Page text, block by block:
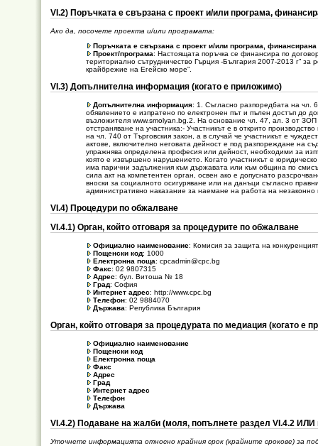
VІ.2) Поръчката е свързана с проект и/или програма,
Ако да, посочете проекта и/или програмата:
Поръчката е свързана с проект и/или програма,
Проект/програма: Настоящата поръчка се финансира по
териториално сътрудничество Гърция -България 2007-2013 г” за
крайбрежие на Егейско море”.
VІ.3) Допълнителна информация (когато е приложимо)
Допълнителна информация: 1. Съгласно разпоредбата на чл.
обявлението е изпратено по електронен път и пълен достъп до
възложителя www.smolyan.bg.2. На основание чл. 47, ал. 3 от
отстраняване на участника:- Участникът е в открито
на чл. 740 от Търговския закон, а в случай че участникът е
актове, включително неговата дейност е под разпореждане на
упражнява определена професия или дейност, необходими за
която е извършено нарушението. Когато участникът е
има парични задължения към държавата или към община по
сила акт на компетентен орган, освен ако е допуснато
вноски за социалното осигуряване или на данъци съгласно
административно наказание за наемане на работа на
VІ.4) Процедури по обжалване
VІ.4.1) Орган, който отговаря за процедурите по обжалване
Официално наименование: Комисия за защита на
Пощенски код: 1000
Електронна поща: cpcadmin@cpc.bg
Факс: 02 9807315
Адрес: бул. Витоша № 18
Град: София
Интернет адрес: http://www.cpc.bg
Телефон: 02 9884070
Държава: Република България
Орган, който отговаря за процедурата по медиация (когато е
Официално наименование
Пощенски код
Електронна поща
Факс
Адрес
Град
Интернет адрес
Телефон
Държава
VІ.4.2) Подаване на жалби (моля, попълнете раздел VІ.4.2 ИЛИ
Уточнете информацията относно крайния срок (крайните срокове) за